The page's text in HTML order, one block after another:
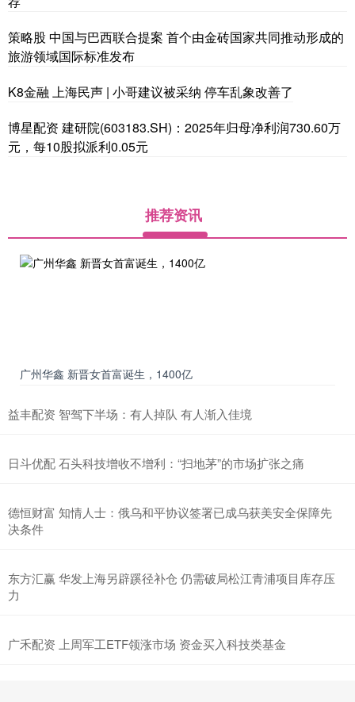
策略股 中国与巴西联合提案 首个由金砖国家共同推动形成的
旅游领域国际标准发布
K8金融 上海民声 | 小哥建议被采纳 停车乱象改善了
博星配资 建研院(603183.SH)：2025年归母净利润730.60万
元，每10股拟派利0.05元
推荐资讯
广州华鑫 新晋女首富诞生，1400亿
益丰配资 智驾下半场：有人掉队 有人渐入佳境
日斗优配 石头科技增收不增利：“扫地茅”的市场扩张之痛
德恒财富 知情人士：俄乌和平协议‌签署已成乌获美安全保障先
决条件
东方汇赢 华发上海另辟蹊径补仓 仍需破局松江青浦项目库存压
力
广禾配资 上周军工ETF领涨市场 资金买入科技类基金